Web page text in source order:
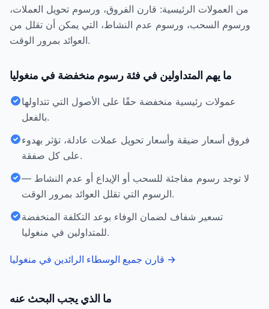
من العمولات الرئيسية: قارن الفروق، ورسوم تحويل العملات،
ورسوم السحب، ورسوم عدم النشاط، التي يمكن أن تقلل من
العوائد بمرور الوقت.
ما يهم المتداولين في فئة رسوم منخفضة في منغوليا
عمولات رئيسية منخفضة حقًا على الأصول التي تتداولها
بالفعل.
فروق أسعار ضيقة وأسعار تحويل عملات عادلة، تؤثر بهدوء
على كل صفقة.
لا توجد رسوم مفاجئة للسحب أو الإيداع أو عدم النشاط —
الرسوم التي تقلل العوائد بمرور الوقت.
تسعير شفاف لضمان الوفاء بوعد التكلفة المنخفضة
للمتداولين في منغوليا.
قارن جميع الوسطاء الرائدين في منغوليا →
ما الذي يجب البحث عنه